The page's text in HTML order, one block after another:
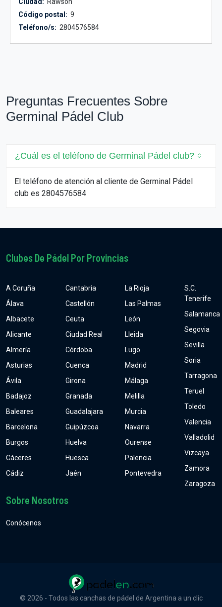
Código postal: 9
Teléfono/s: 2804576584
Preguntas Frecuentes Sobre
Germinal Pádel Club
¿Cuál es el teléfono de Germinal Pádel club?
El teléfono de atención al cliente de Germinal Pádel
club es 2804576584
Clubes De Pádel Por Provincias
A Coruña
Álava
Albacete
Alicante
Almería
Asturias
Ávila
Badajoz
Baleares
Barcelona
Burgos
Cáceres
Cádiz
Cantabria
Castellón
Ceuta
Ciudad Real
Córdoba
Cuenca
Girona
Granada
Guadalajara
Guipúzcoa
Huelva
Huesca
Jaén
La Rioja
Las Palmas
León
Lleida
Lugo
Madrid
Málaga
Melilla
Murcia
Navarra
Ourense
Palencia
Pontevedra
S.C.
Tenerife
Salamanca
Segovia
Sevilla
Soria
Tarragona
Teruel
Toledo
Valencia
Valladolid
Vizcaya
Zamora
Zaragoza
Sobre Nosotros
Conócenos
© 2026 - Todos las canchas de pádel de Argentina a un clic